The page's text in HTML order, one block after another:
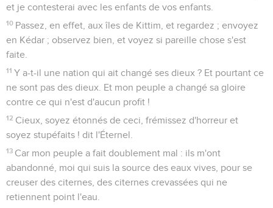
et je contesterai avec les enfants de vos enfants.
10 Passez, en effet, aux îles de Kittim, et regardez ; envoyez
en Kédar ; observez bien, et voyez si pareille chose s'est
faite.
11 Y a-t-il une nation qui ait changé ses dieux ? Et pourtant ce
ne sont pas des dieux. Et mon peuple a changé sa gloire
contre ce qui n'est d'aucun profit !
12 Cieux, soyez étonnés de ceci, frémissez d'horreur et
soyez stupéfaits ! dit l'Éternel.
13 Car mon peuple a fait doublement mal : ils m'ont
abandonné, moi qui suis la source des eaux vives, pour se
creuser des citernes, des citernes crevassées qui ne
retiennent point l'eau.